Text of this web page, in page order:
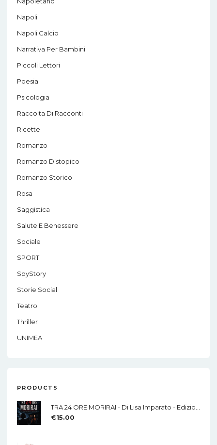
Napoli
Napoli Calcio
Narrativa Per Bambini
Piccoli Lettori
Poesia
Psicologia
Raccolta Di Racconti
Ricette
Romanzo
Romanzo Distopico
Romanzo Storico
Rosa
Saggistica
Salute E Benessere
Sociale
SPORT
SpyStory
Storie Social
Teatro
Thriller
UNIMEA
PRODUCTS
€15.00